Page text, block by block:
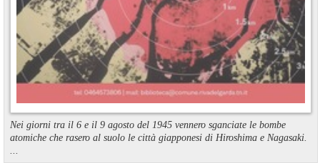
Nei giorni tra il 6 e il 9 agosto del 1945 vennero sganciate le bombe
atomiche che rasero al suolo le città giapponesi di Hiroshima e Nagasaki.